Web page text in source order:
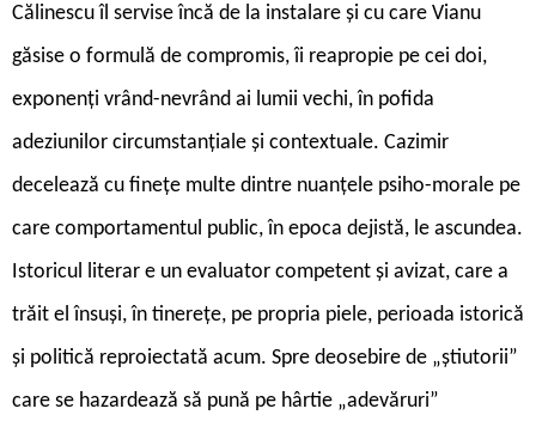
Călinescu îl servise încă de la instalare și cu care Vianu
găsise o formulă de compromis, îi reapropie pe cei doi,
exponenți vrând-nevrând ai lumii vechi, în pofida
adeziunilor circumstanțiale și contextuale. Cazimir
decelează cu finețe multe dintre nuanțele psiho-morale pe
care comportamentul public, în epoca dejistă, le ascundea.
Istoricul literar e un evaluator competent și avizat, care a
trăit el însuși, în tinerețe, pe propria piele, perioada istorică
și politică reproiectată acum. Spre deosebire de „știutorii”
care se hazardează să pună pe hârtie „adevăruri”